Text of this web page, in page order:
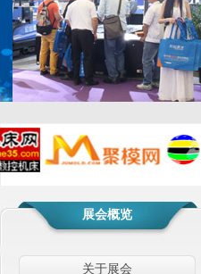
展会概览
关于展会